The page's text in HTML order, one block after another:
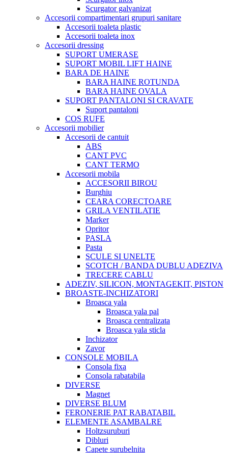
Scurgator galvanizat
Accesorii compartimentari grupuri sanitare
Accesorii toaleta plastic
Accesorii toaleta inox
Accesorii dressing
SUPORT UMERASE
SUPORT MOBIL LIFT HAINE
BARA DE HAINE
BARA HAINE ROTUNDA
BARA HAINE OVALA
SUPORT PANTALONI SI CRAVATE
Suport pantaloni
COS RUFE
Accesorii mobilier
Accesorii de cantuit
ABS
CANT PVC
CANT TERMO
Accesorii mobila
ACCESORII BIROU
Burghiu
CEARA CORECTOARE
GRILA VENTILATIE
Marker
Opritor
PASLA
Pasta
SCULE SI UNELTE
SCOTCH / BANDA DUBLU ADEZIVA
TRECERE CABLU
ADEZIV, SILICON, MONTAGEKIT, PISTON
BROASTE-INCHIZATORI
Broasca yala
Broasca yala pal
Broasca centralizata
Broasca yala sticla
Inchizator
Zavor
CONSOLE MOBILA
Consola fixa
Consola rabatabila
DIVERSE
Magnet
DIVERSE BLUM
FERONERIE PAT RABATABIL
ELEMENTE ASAMBALRE
Holtzsuruburi
Dibluri
Capete surubelnita